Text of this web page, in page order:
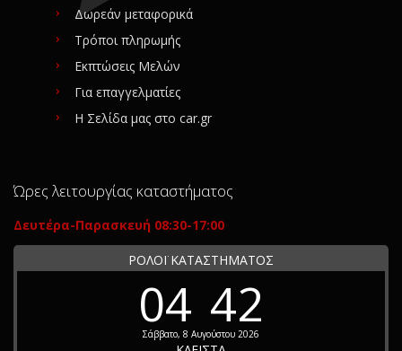
Δωρεάν μεταφορικά
Τρόποι πληρωμής
Εκπτώσεις Μελών
Για επαγγελματίες
Η Σελίδα μας στο car.gr
Ώρες λειτουργίας καταστήματος
Δευτέρα-Παρασκευή 08:30-17:00
ΡΟΛΟΪ ΚΑΤΑΣΤΗΜΑΤΟΣ
04 42
Σάββατο, 8 Αυγούστου 2026